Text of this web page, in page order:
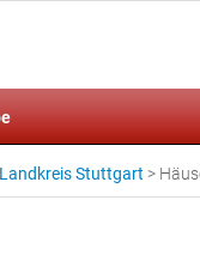
Stuttgart >